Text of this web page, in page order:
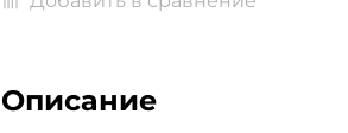
Описание